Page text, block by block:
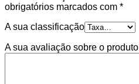
obrigatórios marcados com *
A sua classificação
A sua avaliação sobre o produto